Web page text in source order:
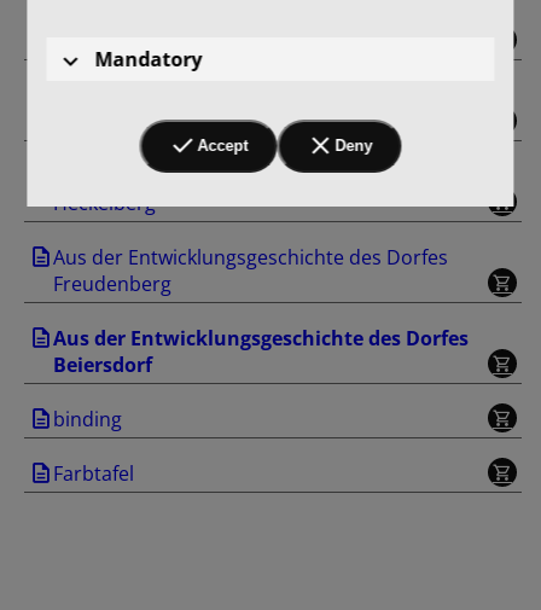
Aus der Entwicklungsgeschichte des Dorfes
Heckelberg
Aus der Entwicklungsgeschichte des Dorfes
Freudenberg
Aus der Entwicklungsgeschichte des Dorfes
Beiersdorf
binding
Farbtafel
Mandatory
Accept Deny